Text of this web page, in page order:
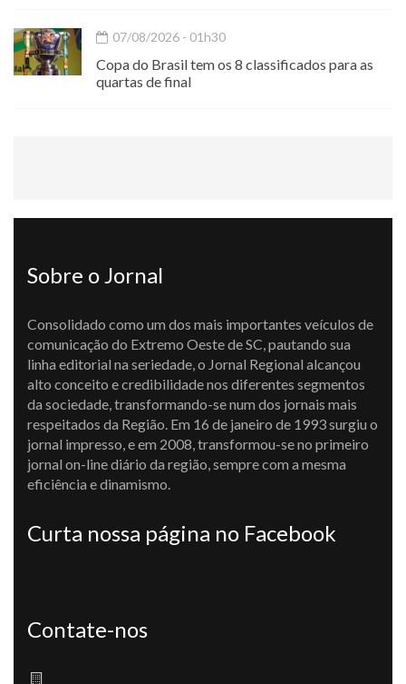
07/08/2026 - 01h30
Copa do Brasil tem os 8 classificados para as
quartas de final
Sobre o Jornal
Consolidado como um dos mais importantes veículos de
comunicação do Extremo Oeste de SC, pautando sua
linha editorial na seriedade, o Jornal Regional alcançou
alto conceito e credibilidade nos diferentes segmentos
da sociedade, transformando-se num dos jornais mais
respeitados da Região. Em 16 de janeiro de 1993 surgiu o
jornal impresso, e em 2008, transformou-se no primeiro
jornal on-line diário da região, sempre com a mesma
eficiência e dinamismo.
Curta nossa página no Facebook
Contate-nos